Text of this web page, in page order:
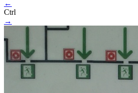
←
Ctrl
→